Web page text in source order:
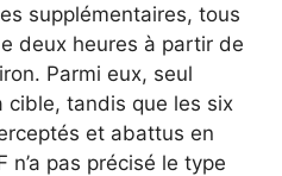
supplémentaires, tous
deux heures à partir de
Parmi eux, seul
cible, tandis que les six
et abattus en
n’a pas précisé le type